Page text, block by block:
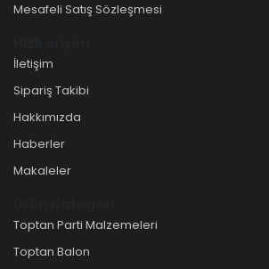
Mesafeli Satış Sözleşmesi
İletişim
Sipariş Takibi
Hakkımızda
Haberler
Makaleler
Toptan Parti Malzemeleri
Toptan Balon